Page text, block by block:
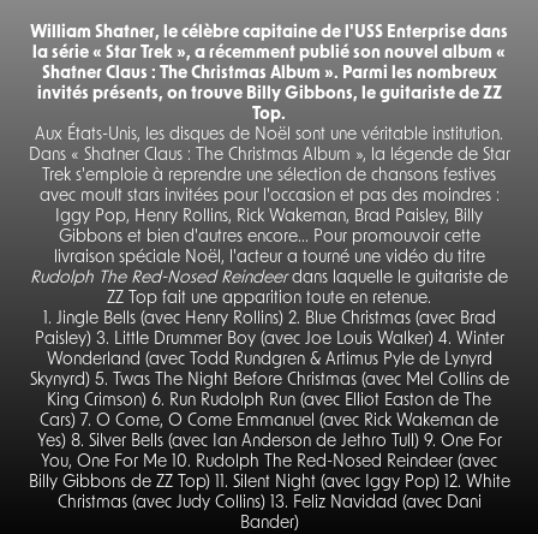
William Shatner, le célèbre capitaine de l'USS Enterprise dans
la série « Star Trek », a récemment publié son nouvel album «
Shatner Claus : The Christmas Album ». Parmi les nombreux
invités présents, on trouve Billy Gibbons, le guitariste de ZZ
Top.
Aux États-Unis, les disques de Noël sont une véritable institution.
Dans « Shatner Claus : The Christmas Album », la légende de Star
Trek s'emploie à reprendre une sélection de chansons festives
avec moult stars invitées pour l'occasion et pas des moindres :
Iggy Pop, Henry Rollins, Rick Wakeman, Brad Paisley, Billy
Gibbons et bien d'autres encore... Pour promouvoir cette
livraison spéciale Noël, l'acteur a tourné une vidéo du titre
Rudolph The Red-Nosed Reindeerdans laquelle le guitariste de
ZZ Top fait une apparition toute en retenue.
1. Jingle Bells (avec Henry Rollins) 2. Blue Christmas (avec Brad
Paisley) 3. Little Drummer Boy (avec Joe Louis Walker) 4. Winter
Wonderland (avec Todd Rundgren & Artimus Pyle de Lynyrd
Skynyrd) 5. Twas The Night Before Christmas (avec Mel Collins de
King Crimson) 6. Run Rudolph Run (avec Elliot Easton de The
Cars) 7. O Come, O Come Emmanuel (avec Rick Wakeman de
Yes) 8. Silver Bells (avec Ian Anderson de Jethro Tull) 9. One For
You, One For Me 10. Rudolph The Red-Nosed Reindeer (avec
Billy Gibbons de ZZ Top) 11. Silent Night (avec Iggy Pop) 12. White
Christmas (avec Judy Collins) 13. Feliz Navidad (avec Dani
Bander)